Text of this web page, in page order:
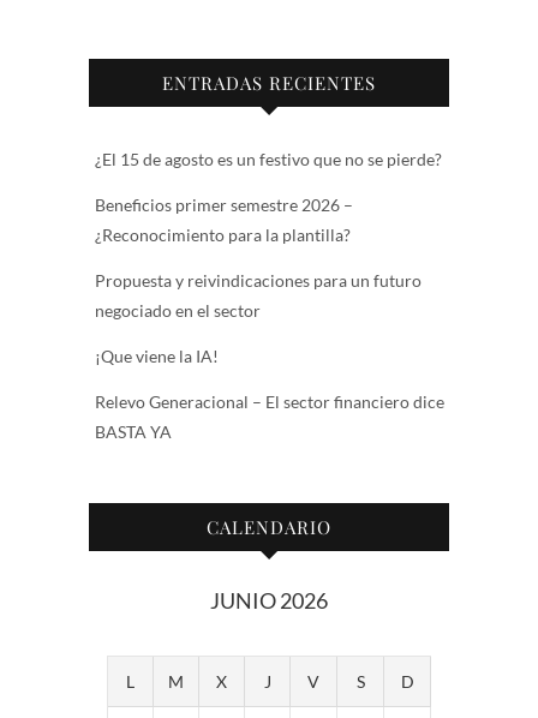
ENTRADAS RECIENTES
¿El 15 de agosto es un festivo que no se pierde?
Beneficios primer semestre 2026 –
¿Reconocimiento para la plantilla?
Propuesta y reivindicaciones para un futuro
negociado en el sector
¡Que viene la IA!
Relevo Generacional – El sector financiero dice
BASTA YA
CALENDARIO
JUNIO 2026
L M X J V S D